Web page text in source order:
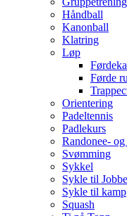
Håndball
Kanonball
Klatring
Løp
Førde
Orientering
Padeltennis
Padlekurs
Randonee-
Svømming
Sykkel
Sykle til
Sykle til kamp
Squash